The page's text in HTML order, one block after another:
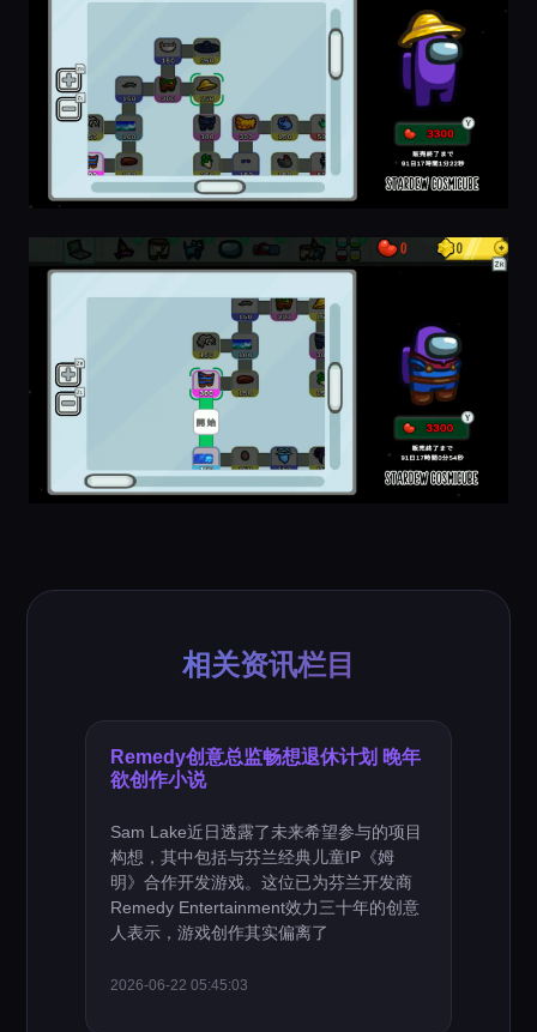
相关资讯栏目
Remedy创意总监畅想退休计划 晚年
欲创作小说
Sam Lake近日透露了未来希望参与的项目
构想，其中包括与芬兰经典儿童IP《姆
明》合作开发游戏。这位已为芬兰开发商
Remedy Entertainment效力三十年的创意
人表示，游戏创作其实偏离了
2026-06-22 05:45:03